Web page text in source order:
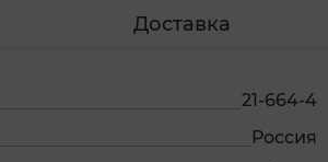
Доставка
21-664-4
Россия